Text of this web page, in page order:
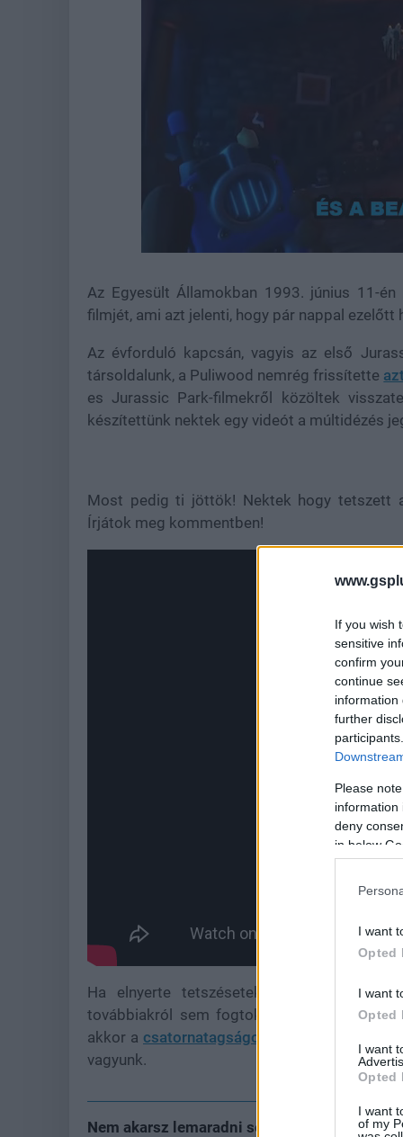
If you wish
sensitive
confirm
continue
information
further
Please
information
deny
in below
I want
Opted
I want
Opted
I want
Opted
I want
of my
Az Egyesült Államokban 1993. június 11-
filmjét, ami azt jelenti, hogy pár nappal
Az évforduló kapcsán, vagyis az első
társoldalunk, a Puliwood nemrég frissítette
es Jurassic Park-filmekről közöltek
készítettünk nektek egy videót a múltidézés
Most pedig ti jöttök! Nektek hogy tetszett
Írjátok meg kommentben!
Ha elnyerte tetszéseteket legújabb
továbbiakról sem fogtok lemaradni. És
akkor a csatornatagságot
vagyunk.
Nem akarsz lemaradni semmiről?